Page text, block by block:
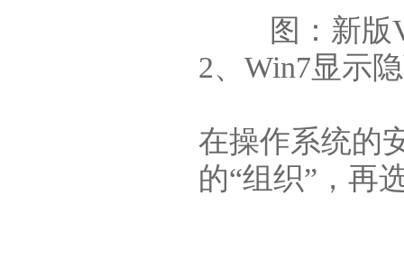
图：新版
2、Win7显示
在操作系统的
的“组织”，再